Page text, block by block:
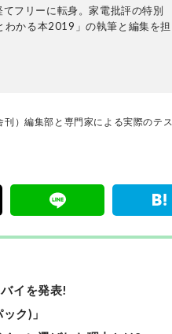
フリーに転身。家電批評の特別
わかる本2019」の執筆と編集を担
）編集部と専門家による実際のテ
イを発表!
ク)」